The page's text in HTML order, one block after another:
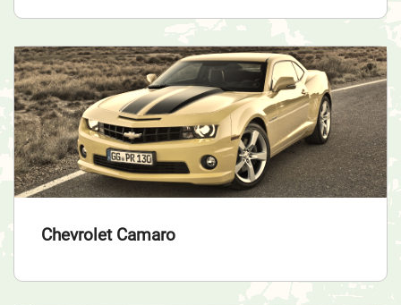
Chevrolet Camaro